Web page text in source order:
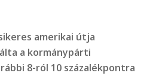
amerikai útja
a kormánypárti
8-ról 10 százalékpontra